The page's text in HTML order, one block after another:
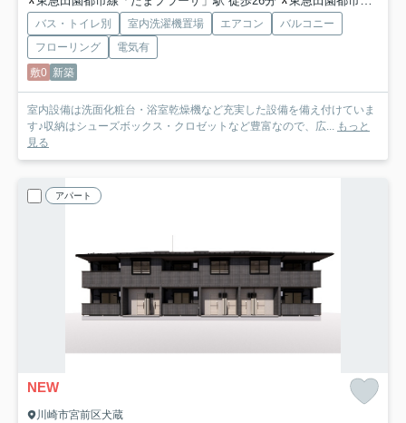
バス・トイレ別 室内洗濯機置場 エアコン
バルコニー
フローリング
電気有
敷0 新築
室内設備は洗面化粧台・浴室乾燥機など充実した設備を備え付けていま
す♪収納はシューズボックス・クロゼットなど豊富なので、広...
もっと
見る
アパート
NEW
川崎市宮前区犬蔵